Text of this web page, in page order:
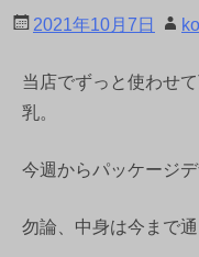
2021年10月7日
当店でずっと使わせ
乳。
今週からパッケージ
勿論、中身は今まで通